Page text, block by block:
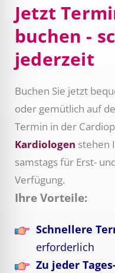
Jetzt
buchen -
jederzeit
Buchen Sie jetzt
oder gemütlich auf
Termin in der
Kardiologen stehen
samstags für Erst-
Verfügung.
Ihre Vorteile:
Schnellere
erforderlich
Zu jeder